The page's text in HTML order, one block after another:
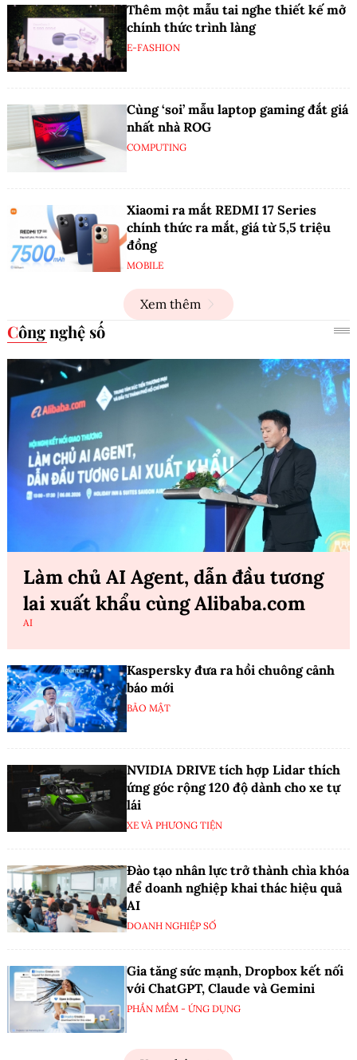
Thêm một mẫu tai nghe thiết kế mở
chính thức trình làng
E-FASHION
Cùng ‘soi’ mẫu laptop gaming đắt giá
nhất nhà ROG
COMPUTING
Xiaomi ra mắt REDMI 17 Series
chính thức ra mắt, giá từ 5,5 triệu
đồng
MOBILE
Xem thêm
Công nghệ số
Làm chủ AI Agent, dẫn đầu tương
lai xuất khẩu cùng Alibaba.com
AI
Kaspersky đưa ra hồi chuông cảnh
báo mới
BẢO MẬT
NVIDIA DRIVE tích hợp Lidar thích
ứng góc rộng 120 độ dành cho xe tự
lái
XE VÀ PHƯƠNG TIỆN
Đào tạo nhân lực trở thành chìa khóa
để doanh nghiệp khai thác hiệu quả
AI
DOANH NGHIỆP SỐ
Gia tăng sức mạnh, Dropbox kết nối
với ChatGPT, Claude và Gemini
PHẦN MỀM - ỨNG DỤNG